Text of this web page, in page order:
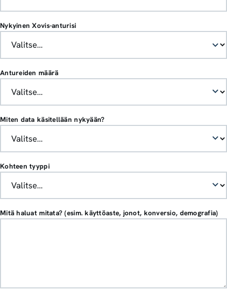
Nykyinen Xovis-anturisi
Antureiden määrä
Miten data käsitellään nykyään?
Kohteen tyyppi
Mitä haluat mitata? (esim. käyttöaste, jonot, konversio, demografia)